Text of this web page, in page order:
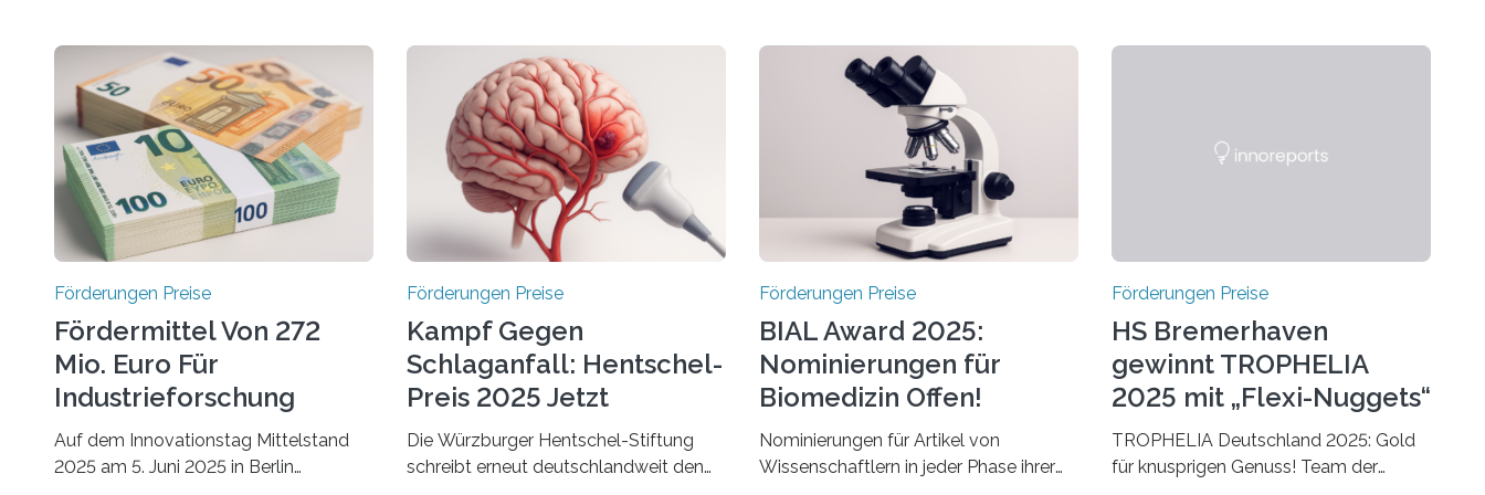
Förderungen Preise
Fördermittel Von 272
Mio. Euro Für
Industrieforschung
Freigegeben
Auf dem Innovationstag Mittelstand
2025 am 5. Juni 2025 in Berlin
Förderungen Preise
Kampf Gegen
Schlaganfall: Hentschel-
Preis 2025 Jetzt
Ausgeschrieben
Die Würzburger Hentschel-Stiftung
schreibt erneut deutschlandweit den
Förderungen Preise
BIAL Award 2025:
Nominierungen für
Biomedizin Offen!
Nominierungen für Artikel von
Wissenschaftlern in jeder Phase ihrer
Förderungen Preise
HS Bremerhaven
gewinnt TROPHELIA
2025 mit „Flexi-Nuggets“
TROPHELIA Deutschland 2025: Gold
für knusprigen Genuss! Team der